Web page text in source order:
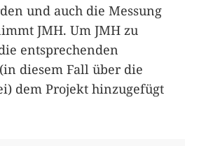
und auch die Messung
JMH. Um JMH zu
entsprechenden
diesem Fall über die
dem Projekt hinzugefügt